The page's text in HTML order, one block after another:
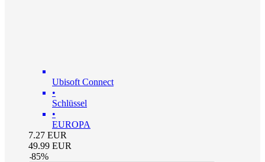
Ubisoft Connect
•
Schlüssel
•
EUROPA
7.27 EUR
49.99 EUR
-85%